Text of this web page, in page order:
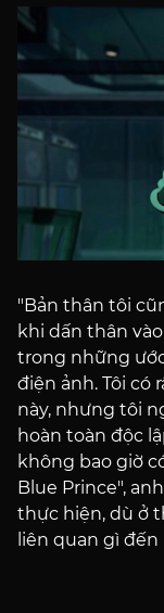
"Bản thân tôi
khi dấn thân
trong những
điện ảnh. Tôi có
này, nhưng tôi
hoàn toàn độc
không bao giờ
Blue Prince",
thực hiện, dù ở
liên quan gì đến